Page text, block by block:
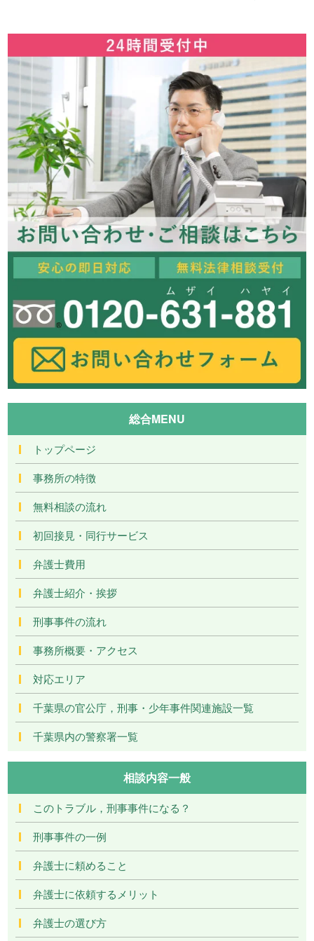
総合MENU
トップページ
事務所の特徴
無料相談の流れ
初回接見・同行サービス
弁護士費用
弁護士紹介・挨拶
刑事事件の流れ
事務所概要・アクセス
対応エリア
千葉県の官公庁，刑事・少年事件関連施設一覧
千葉県内の警察署一覧
相談内容一般
このトラブル，刑事事件になる？
刑事事件の一例
弁護士に頼めること
弁護士に依頼するメリット
弁護士の選び方